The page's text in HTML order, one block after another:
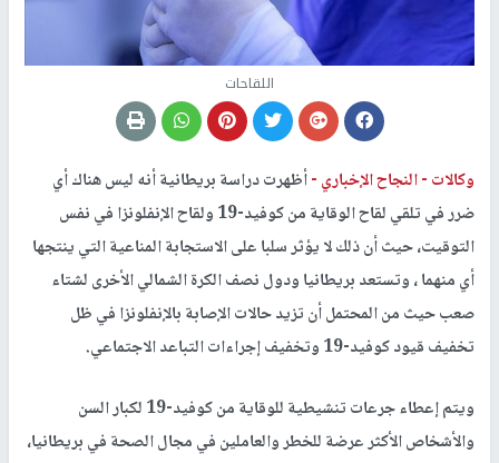
اللقاحات
وكالات -النجاح الإخباري -أظهرت دراسة بريطانية أنه ليس هناك أي
ضرر في تلقي لقاح الوقاية من كوفيد-19 ولقاح الإنفلونزا في نفس
التوقيت، حيث أن ذلك لا يؤثر سلبا على الاستجابة المناعية التي ينتجها
أي منهما ، وتستعد بريطانيا ودول نصف الكرة الشمالي الأخرى لشتاء
صعب حيث من المحتمل أن تزيد حالات الإصابة بالإنفلونزا في ظل
تخفيف قيود كوفيد-19 وتخفيف إجراءات التباعد الاجتماعي.
ويتم إعطاء جرعات تنشيطية للوقاية من كوفيد-19 لكبار السن
والأشخاص الأكثر عرضة للخطر والعاملين في مجال الصحة في بريطانيا،